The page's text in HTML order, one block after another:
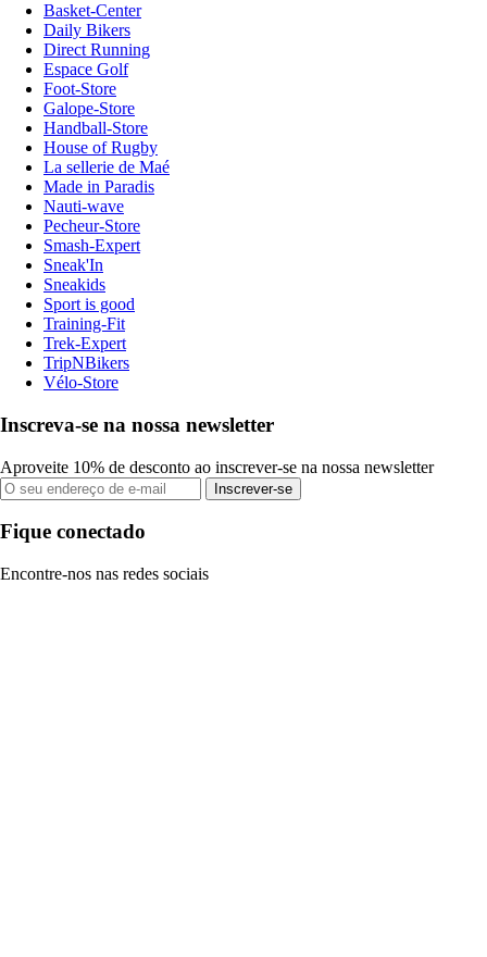
Basket-Center
Daily Bikers
Direct Running
Espace Golf
Foot-Store
Galope-Store
Handball-Store
House of Rugby
La sellerie de Maé
Made in Paradis
Nauti-wave
Pecheur-Store
Smash-Expert
Sneak'In
Sneakids
Sport is good
Training-Fit
Trek-Expert
TripNBikers
Vélo-Store
Inscreva-se na nossa newsletter
Aproveite 10% de desconto ao inscrever-se na nossa newsletter
Inscrever-se
Fique conectado
Encontre-nos nas redes sociais